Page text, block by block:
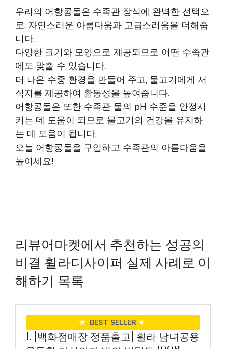
우리의 어항콩돌은 수족관 장식에 완벽한 선택으
로, 자연스러운 아름다움과 고급스러움을 더해줍
니다.
다양한 크기와 모양으로 제공되므로 어떤 수족관
에도 맞출 수 있습니다.
더 나은 수중 환경을 만들어 주고, 물고기에게 서
식지를 제공하여 활동성을 높여줍니다.
어항콩돌은 또한 수족관 물의 pH 수준을 안정시
키는 데 도움이 되므로 물고기의 건강을 유지하
는 데 도움이 됩니다.
오늘 어항콩돌을 구입하고 수족관의 아름다움을
높이세요!
리뷰어마켓에서 추천하는 성공의
비결 휠라디사이퍼 실제 사례로 이
해하기 목록
★ BEST SELLER ★
1. [백화점매장 정품출고] 휠라 남녀공용